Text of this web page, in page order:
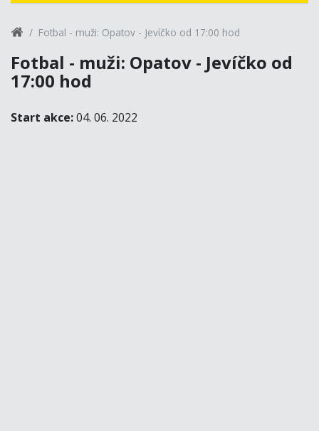
Fotbal - muži: Opatov - Jevíčko od 17:00 hod
Fotbal - muži: Opatov - Jevíčko od
17:00 hod
Start akce:04. 06. 2022